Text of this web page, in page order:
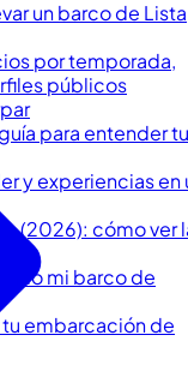
un barco de Lista
por temporada,
públicos
para entender tu
y experiencias en
(2026): cómo ver
mi barco de
tu embarcación de